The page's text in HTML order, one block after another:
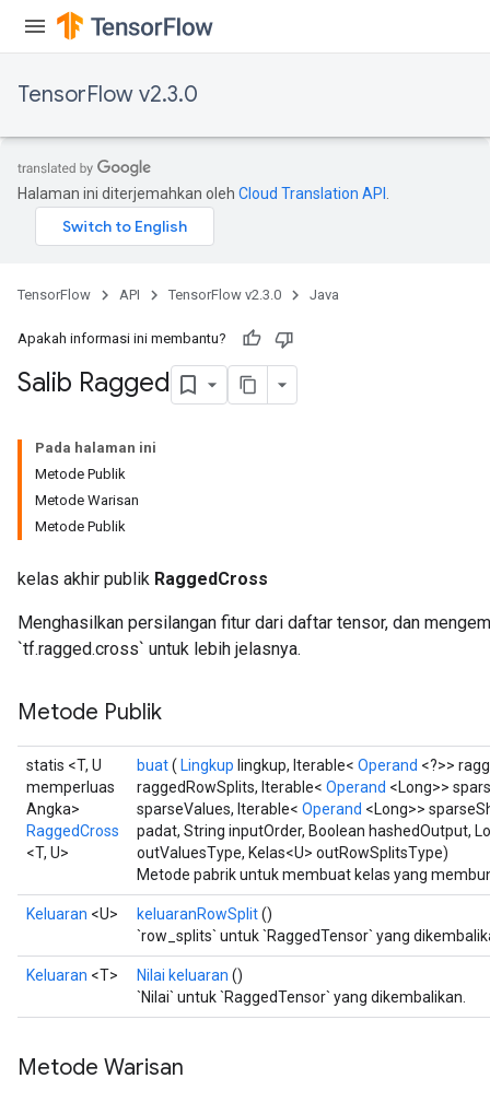
TensorFlow v2.3.0
Halaman ini diterjemahkan oleh Cloud Translation API
TensorFlow API TensorFlow v2.3.0 Java
Apakah informasi ini membantu?
Salib Ragged
Pada halaman ini
Metode Publik
Metode Warisan
Metode Publik
kelas akhir publik RaggedCross
Menghasilkan persilangan fitur dari daftar tensor, dan
`tf.ragged.cross` untuk lebih jelasnya.
Metode Publik
statis <T, U
memperluas
Angka>
RaggedCross
<T, U>
buat( Lingkup lingkup, Iterable< Operand <?>>
raggedRowSplits, Iterable< Operand <Long>>
sparseValues, Iterable< Operand <Long>>
padat, String inputOrder, Boolean hashedOutput,
outValuesType, Kelas<U> outRowSplitsType)
Metode pabrik untuk membuat kelas yang
Keluaran <U> keluaranRowSplit()
`row_splits` untuk `RaggedTensor` yang
Keluaran <T> Nilai keluaran ()
`Nilai` untuk `RaggedTensor` yang dikembalikan.
Metode Warisan